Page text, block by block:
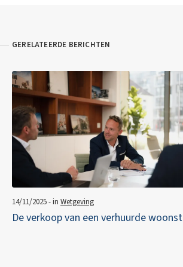
GERELATEERDE BERICHTEN
14/11/2025 - in Wetgeving
De verkoop van een verhuurde woonst